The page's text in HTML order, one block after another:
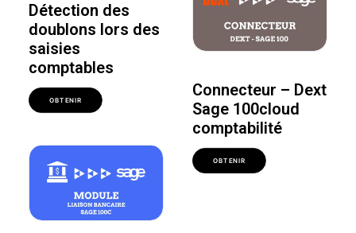
Détection des
doublons lors des
saisies
comptables
OBTENIR
Connecteur – Dext
Sage 100cloud
comptabilité
OBTENIR